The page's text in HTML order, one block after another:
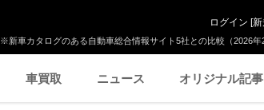
※新車カタログのある自動車総合情報サイト5社との比較（2026年
ログイン [
車買取 ニュース オリジナル記事